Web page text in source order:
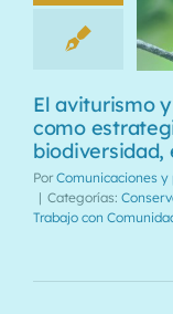
El aviturismo
como
biodiversidad,
Por Comunicaciones y
| Categorías:
Trabajo con